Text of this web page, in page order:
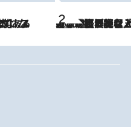
2026.8.5
【なぜ吉沢亮は「気配を消せる」のか？】興行収入208億の『国宝』を経て挑むミュージカル『ディア・エヴァン・ハンセン』。トップ俳優が舞台上でさらけ出した“孤独”とは